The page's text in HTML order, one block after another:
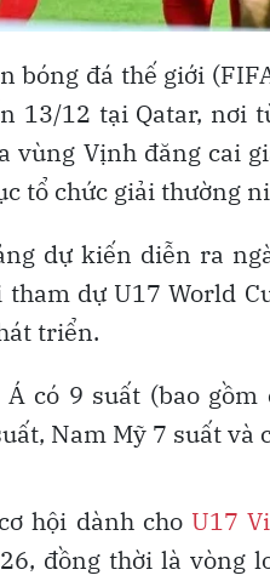
bóng đá thế giới
13/12 tại Qatar, nơi
vùng Vịnh đăng cai
tổ chức giải thường
dự kiến diễn ra
tham dự U17 World
triển.
có 9 suất (bao
Nam Mỹ 7 suất và
hội dành cho U17
đồng thời là vòng